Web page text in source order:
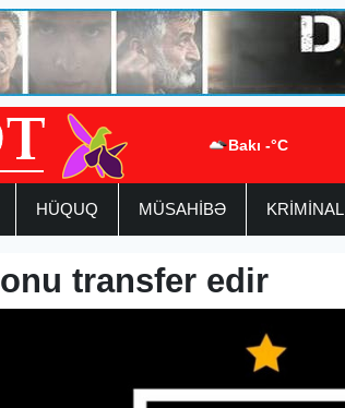
Bakı -°C
HÜQUQ MÜSAHİBƏ KRİMİNAL
transfer edir